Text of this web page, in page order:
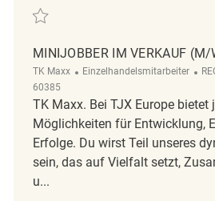
Minijobber im Verkauf (m/w/d)
MINIJOBBER IM VERKAUF
TK Maxx Einzelhandelsmitarbeiter
60385
TK Maxx. Bei TJX Europe bietet
Möglichkeiten für Entwicklung,
Erfolge. Du wirst Teil unseres
sein, das auf Vielfalt setzt,
u...